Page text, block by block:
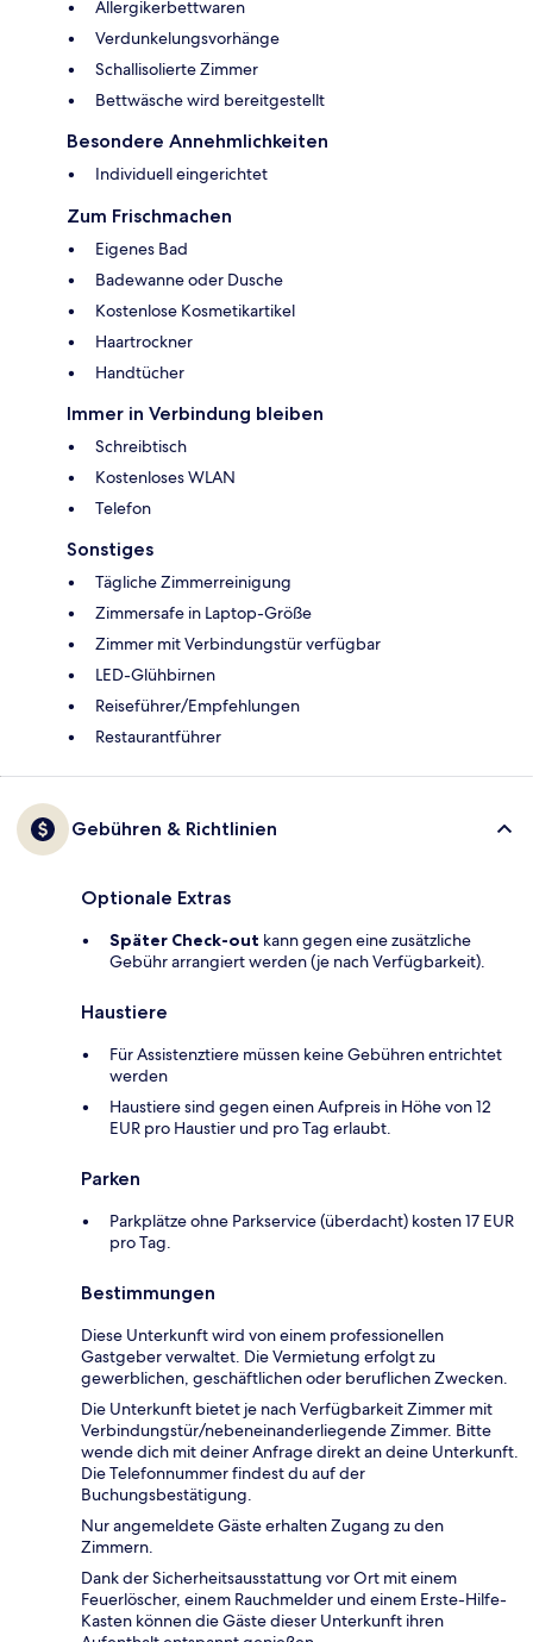
Allergikerbettwaren
Verdunkelungsvorhänge
Schallisolierte Zimmer
Bettwäsche wird bereitgestellt
Besondere Annehmlichkeiten
Individuell eingerichtet
Zum Frischmachen
Eigenes Bad
Badewanne oder Dusche
Kostenlose Kosmetikartikel
Haartrockner
Handtücher
Immer in Verbindung bleiben
Schreibtisch
Kostenloses WLAN
Telefon
Sonstiges
Tägliche Zimmerreinigung
Zimmersafe in Laptop-Größe
Zimmer mit Verbindungstür verfügbar
LED-Glühbirnen
Reiseführer/Empfehlungen
Restaurantführer
Gebühren & Richtlinien
Optionale Extras
Später Check-out kann gegen eine zusätzliche
Gebühr arrangiert werden (je nach Verfügbarkeit).
Haustiere
Für Assistenztiere müssen keine Gebühren entrichtet
werden
Haustiere sind gegen einen Aufpreis in Höhe von 12
EUR pro Haustier und pro Tag erlaubt.
Parken
Parkplätze ohne Parkservice (überdacht) kosten 17 EUR
pro Tag.
Bestimmungen
Diese Unterkunft wird von einem professionellen
Gastgeber verwaltet. Die Vermietung erfolgt zu
gewerblichen, geschäftlichen oder beruflichen Zwecken.
Die Unterkunft bietet je nach Verfügbarkeit Zimmer mit
Verbindungstür/nebeneinanderliegende Zimmer. Bitte
wende dich mit deiner Anfrage direkt an deine Unterkunft.
Die Telefonnummer findest du auf der
Buchungsbestätigung.
Nur angemeldete Gäste erhalten Zugang zu den
Zimmern.
Dank der Sicherheitsausstattung vor Ort mit einem
Feuerlöscher, einem Rauchmelder und einem Erste-Hilfe-
Kasten können die Gäste dieser Unterkunft ihren